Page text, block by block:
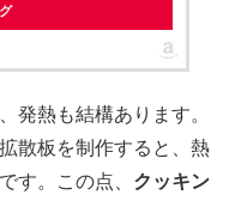
発熱も結構あります。
散板を制作すると、熱
す。この点、 クッキン